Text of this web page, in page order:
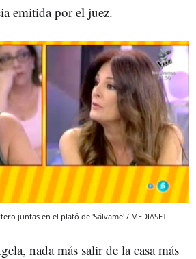
emitida por el juez.
juntas en el plató de 'Sálvame' / MEDIASET
nada más salir de la casa más